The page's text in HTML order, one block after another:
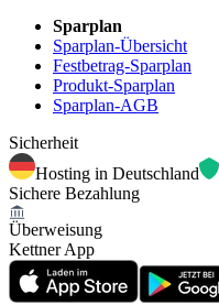
Sparplan
Sparplan-Übersicht
Festbetrag-Sparplan
Produkt-Sparplan
Sparplan-AGB
Sicherheit
Hosting in Deutschland
Sichere Bezahlung
Überweisung
Kettner App